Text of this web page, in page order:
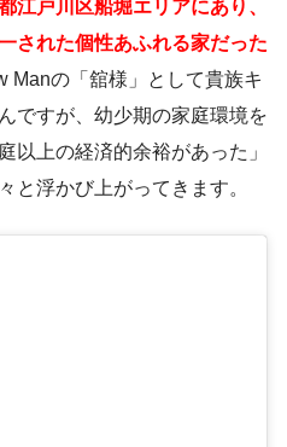
江戸川区船堀エリアにあり、
された個性あふれる家だった
Manの「舘様」として貴族キ
ですが、幼少期の家庭環境を
以上の経済的余裕があった」
と浮かび上がってきます。